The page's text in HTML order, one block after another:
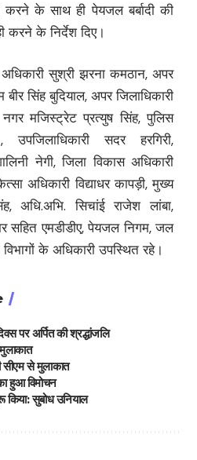
करने के साथ ही पेयजल बर्बादी की
करने के निर्देश दिए।
सुश्री झरना कमठान, अपर
सिंह बुदियाल, अपर जिलाधिकारी
नगर मजिस्ट्रेट प्रत्युष सिंह, पुलिस
सदर हरगिरी,
नेगी, जिला विकास अधिकारी
अधिकारी विद्याधर कापड़ी, मुख्य
अधि.अभि. सिचांई राजेश लांबा,
सहित एमडीडीए, पेयजल निगम, जल
के अधिकारी उपस्थित रहे।
पर अर्पित की श्रद्धांजलि
से मुलाकात
हुआ विमोचन
किया: सुबोध उनियाल